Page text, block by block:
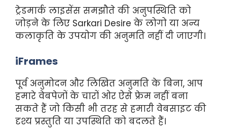
ट्रेडमार्क लाइसेंस समझौते की अनुपस्थिति को
जोड़ने के लिए Sarkari Desire के लोगो या अन्य
कलाकृति के उपयोग की अनुमति नहीं दी जाएगी।
iFrames
पूर्व अनुमोदन और लिखित अनुमति के बिना, आप
हमारे वेबपेजों के चारों ओर ऐसे फ्रेम नहीं बना
सकते हैं जो किसी भी तरह से हमारी वेबसाइट की
दृश्य प्रस्तुति या उपस्थिति को बदलते हैं।